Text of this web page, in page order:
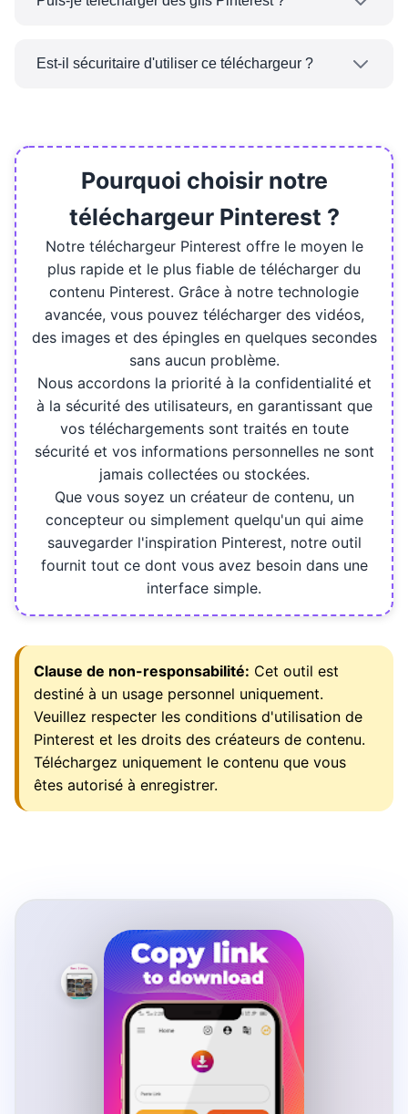
Pinterest ainsi que des vidéos et des photos.
Est-il sécuritaire d'utiliser ce téléchargeur ?
données ou exiger des informations
personnelles. Tous les téléchargements sont
traités en toute sécurité.
Pourquoi choisir notre
téléchargeur Pinterest ?
Notre téléchargeur Pinterest offre le moyen le
plus rapide et le plus fiable de télécharger du
contenu Pinterest. Grâce à notre technologie
avancée, vous pouvez télécharger des vidéos,
des images et des épingles en quelques secondes
sans aucun problème.
Nous accordons la priorité à la confidentialité et
à la sécurité des utilisateurs, en garantissant que
vos téléchargements sont traités en toute
sécurité et vos informations personnelles ne sont
jamais collectées ou stockées.
Que vous soyez un créateur de contenu, un
concepteur ou simplement quelqu'un qui aime
sauvegarder l'inspiration Pinterest, notre outil
fournit tout ce dont vous avez besoin dans une
interface simple.
Clause de non-responsabilité: Cet outil est
destiné à un usage personnel uniquement.
Veuillez respecter les conditions d'utilisation de
Pinterest et les droits des créateurs de contenu.
Téléchargez uniquement le contenu que vous
êtes autorisé à enregistrer.